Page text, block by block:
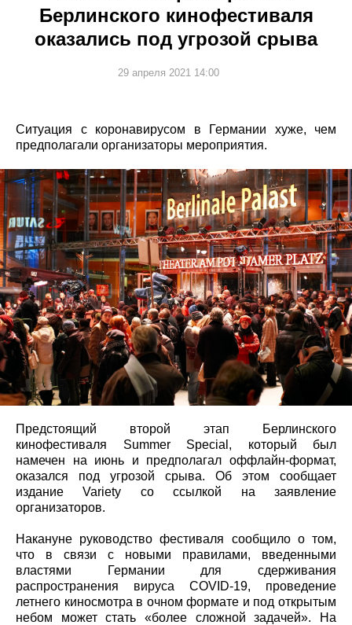
Берлинского кинофестиваля
оказались под угрозой срыва
29 апреля 2021 14:00
Ситуация с коронавирусом в Германии хуже, чем
предполагали организаторы мероприятия.
Предстоящий второй этап Берлинского
кинофестиваля Summer Special, который был
намечен на июнь и предполагал оффлайн-формат,
оказался под угрозой срыва. Об этом сообщает
издание Variety со ссылкой на заявление
организаторов.
Накануне руководство фестиваля сообщило о том,
что в связи с новыми правилами, введенными
властями Германии для сдерживания
распространения вируса COVID-19, проведение
летнего киносмотра в очном формате и под открытым
небом может стать «более сложной задачей». На